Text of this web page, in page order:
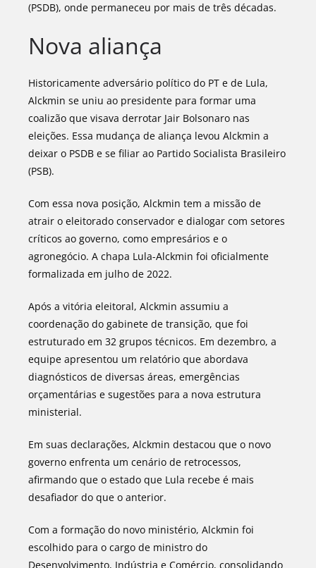
(PSDB), onde permaneceu por mais de três décadas.
Nova aliança
Historicamente adversário político do PT e de Lula,
Alckmin se uniu ao presidente para formar uma
coalizão que visava derrotar Jair Bolsonaro nas
eleições. Essa mudança de aliança levou Alckmin a
deixar o PSDB e se filiar ao Partido Socialista Brasileiro
(PSB).
Com essa nova posição, Alckmin tem a missão de
atrair o eleitorado conservador e dialogar com setores
críticos ao governo, como empresários e o
agronegócio. A chapa Lula-Alckmin foi oficialmente
formalizada em julho de 2022.
Após a vitória eleitoral, Alckmin assumiu a
coordenação do gabinete de transição, que foi
estruturado em 32 grupos técnicos. Em dezembro, a
equipe apresentou um relatório que abordava
diagnósticos de diversas áreas, emergências
orçamentárias e sugestões para a nova estrutura
ministerial.
Em suas declarações, Alckmin destacou que o novo
governo enfrenta um cenário de retrocessos,
afirmando que o estado que Lula recebe é mais
desafiador do que o anterior.
Com a formação do novo ministério, Alckmin foi
escolhido para o cargo de ministro do
Desenvolvimento, Indústria e Comércio, consolidando